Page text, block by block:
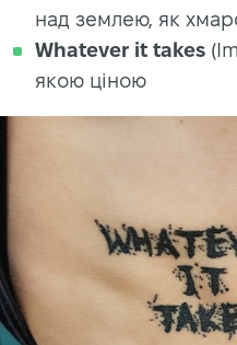
над землею, як
Whatever it takes
якою ціною